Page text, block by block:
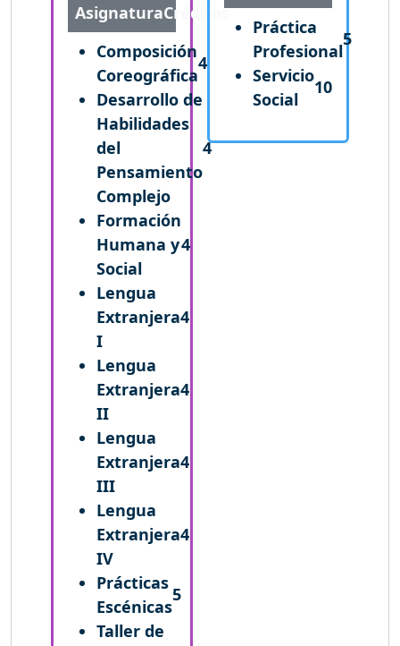
AsignaturaCréditos
Composición
Coreográfica
4
Desarrollo de
Habilidades
del
Pensamiento
Complejo
4
Formación
Humana y
Social
4
Lengua
Extranjera
I
4
Lengua
Extranjera
II
4
Lengua
Extranjera
III
4
Lengua
Extranjera
IV
4
Prácticas
Escénicas
5
Taller de
Práctica
Profesional
5
Servicio
Social
10